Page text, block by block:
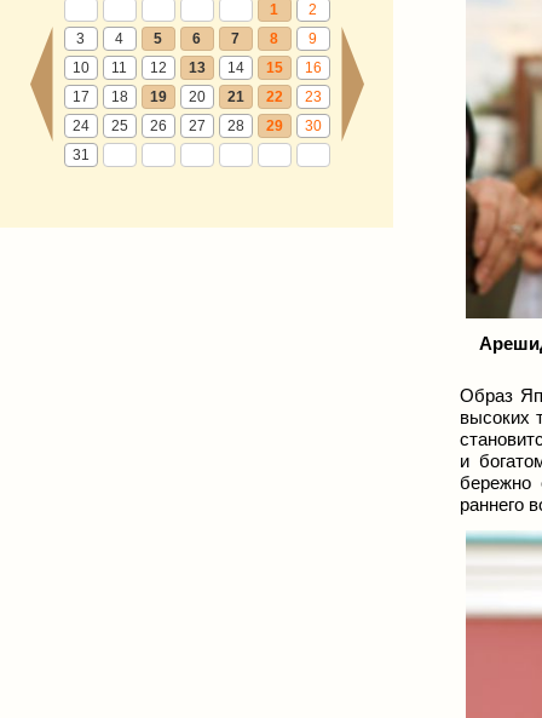
1
2
3
4 5 6 7 8
9
10
11 12 13 14 15
16
17
18 19 20 21 22
23
24
25 26 27 28 29
30
31
Образ
высоких
и
бережно
раннего